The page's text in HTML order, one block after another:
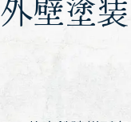
壁塗装